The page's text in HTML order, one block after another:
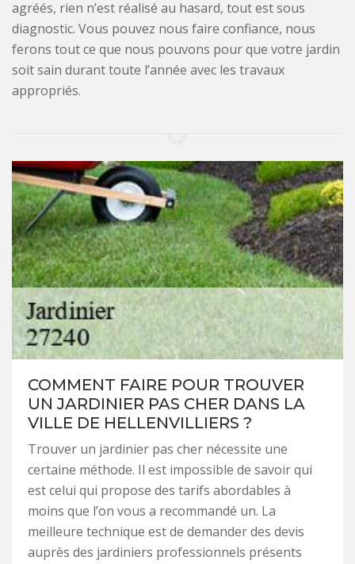
agréés, rien n’est réalisé au hasard, tout est sous
diagnostic. Vous pouvez nous faire confiance, nous
ferons tout ce que nous pouvons pour que votre jardin
soit sain durant toute l’année avec les travaux
appropriés.
COMMENT FAIRE POUR TROUVER
UN JARDINIER PAS CHER DANS LA
VILLE DE HELLENVILLIERS ?
Trouver un jardinier pas cher nécessite une
certaine méthode. Il est impossible de savoir qui
est celui qui propose des tarifs abordables à
moins que l’on vous a recommandé un. La
meilleure technique est de demander des devis
auprès des jardiniers professionnels présents